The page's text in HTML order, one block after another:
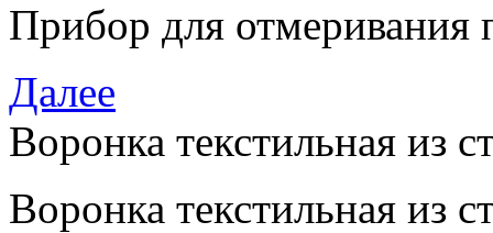
Прибор для отмеривания
Далее
Воронка текстильная из
Воронка текстильная из